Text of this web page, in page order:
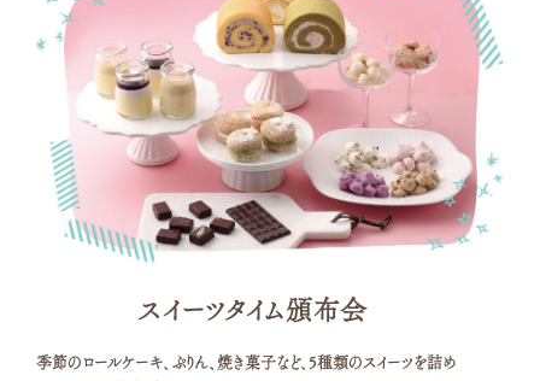
スイーツタイム頒布会
季節のロールケーキ、ぷりん、焼き菓子など、 5種類のスイーツを詰め